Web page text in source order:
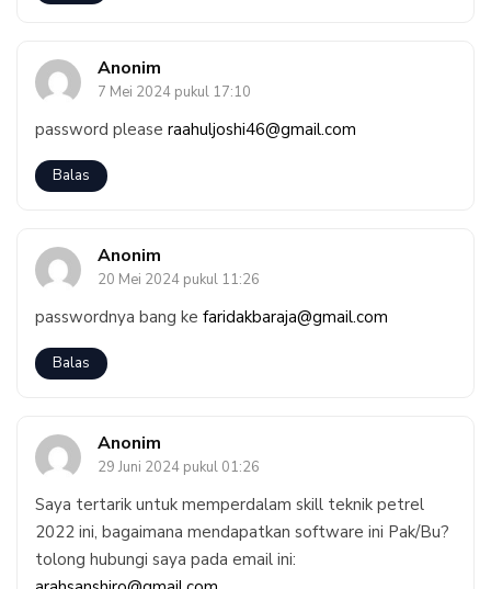
Anonim
7 Mei 2024 pukul 17:10
password please raahuljoshi46@gmail.com
Balas
Anonim
20 Mei 2024 pukul 11:26
passwordnya bang ke faridakbaraja@gmail.com
Balas
Anonim
29 Juni 2024 pukul 01:26
Saya tertarik untuk memperdalam skill teknik petrel
2022 ini, bagaimana mendapatkan software ini Pak/Bu?
tolong hubungi saya pada email ini: